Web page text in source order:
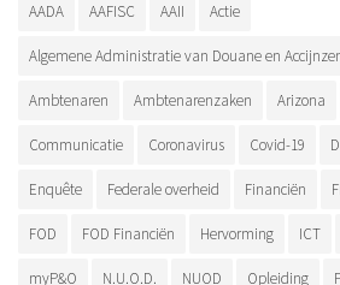
AADA AAFISC AAII Actie
Algemene Administratie van Douane en
Ambtenaren Ambtenarenzaken Arizona
Communicatie Coronavirus Covid-19
Enquête Federale overheid Financiën
FOD FOD Financiën Hervorming ICT
myP&O N.U.O.D. NUOD Opleiding